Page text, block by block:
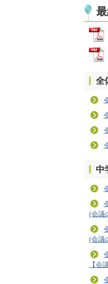
全
中
(会議
(会議
【会